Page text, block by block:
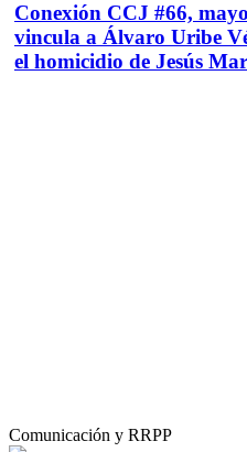
Conexión CCJ #66,
vincula a Álvaro Uribe
el homicidio de Jesús
Comunicación y RRPP